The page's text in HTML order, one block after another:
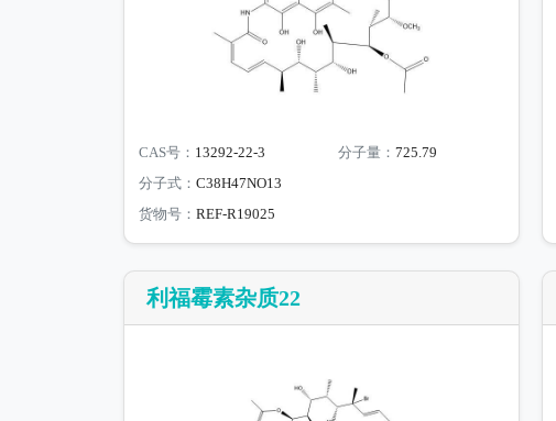
CAS号： 13292-22-3 分子量： 725.79
分子式： C38H47NO13
货物号： REF-R19025
利福霉素杂质22